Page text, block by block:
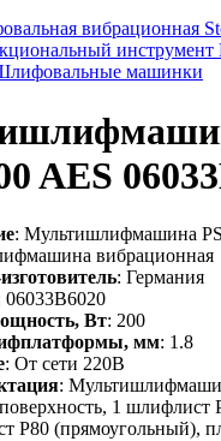
вибрационная
инструмент
машинки
AES
: Мультишлифмашина
вибрационная
: Германия
06033B6020
Вт: 200
мм: 1.8
: От сети 220В
:
1 шлифлист
P80 (прямоугольный),